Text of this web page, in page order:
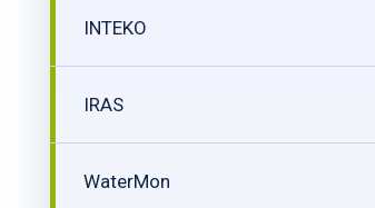
INTEKO
IRAS
WaterMon